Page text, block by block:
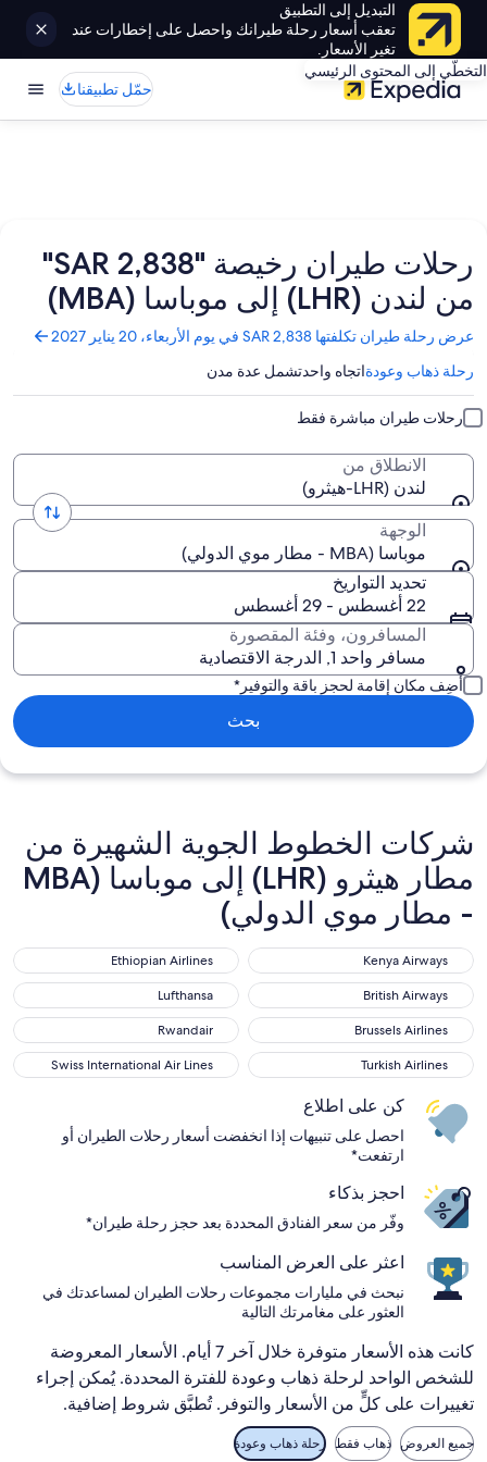
التبديل إلى التطبيق
تعقب أسعار رحلة طيرانك واحصل على إخطارات عند
تغير الأسعار.
التخطّي إلى المحتوى الرئيسي
حمّل تطبيقنا
رحلات طيران رخيصة "SAR 2,838"
من لندن (LHR) إلى موباسا (MBA)
عرض رحلة طيران تكلفتها SAR 2,838 في يوم الأربعاء، 20 يناير 2027
تفتح
في
نافذة
جديدة
رحلة ذهاب وعودةاتجاه واحدتشمل عدة مدن
رحلات طيران مباشرة فقط
الانطلاق من
لندن (LHR-هيثرو)
الوجهة
موباسا (MBA - مطار موي الدولي)
تحديد التواريخ
22 أغسطس - 29 أغسطس
المسافرون، وفئة المقصورة
مسافر واحد 1, الدرجة الاقتصادية
أضِف مكان إقامة لحجز باقة والتوفير*
بحث
شركات الخطوط الجوية الشهيرة من
مطار هيثرو (LHR) إلى موباسا (MBA
- مطار موي الدولي)
Kenya Airways
Kenya Airways
Ethiopian Airlines
Ethiopian Airlines
British Airways
British Airways
Lufthansa
Lufthansa
Brussels Airlines
Brussels Airlines
Rwandair
Rwandair
Turkish Airlines
Turkish Airlines
Swiss International Air Lines
Swiss International Air Lines
كن على اطلاع
احصل على تنبيهات إذا انخفضت أسعار رحلات الطيران أو
ارتفعت*
احجز بذكاء
وفّر من سعر الفنادق المحددة بعد حجز رحلة طيران*
اعثر على العرض المناسب
نبحث في مليارات مجموعات رحلات الطيران لمساعدتك في
العثور على مغامرتك التالية
كانت هذه الأسعار متوفرة خلال آخر 7 أيام. الأسعار المعروضة
للشخص الواحد لرحلة ذهاب وعودة للفترة المحددة. يُمكن إجراء
تغييرات على كلٍّ من الأسعار والتوفر. تُطبَّق شروط إضافية.
جميع العروض ذهاب فقط رحلة ذهاب وعودة